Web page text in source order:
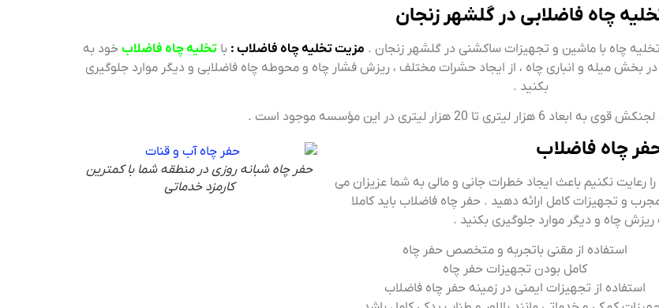
چاه فاضلابی در گلشهر زنجان
تخلیه چاه با ماشین و تجهیزات ساکشنی در گلشهر زنجان . مزیت تخلیه چاه فاضلاب : باتخلیه چاه فاضلاب خود به
بخش میله و انباری چاه ، از ایجاد حشرات مختلف ، ریزش فشار چاه و محوطه چاه فاضلابی و دیگر موارد جلوگیری
بکنید .
تا 20 هزار لیتری در این مؤسسه موجود است .
حفر چاه شبانه روزی در منطقه شما با کمترین
کارمزد خدماتی
چاه فاضلاب
رعایت نکنیم باعث ایجاد خطرات جانی و مالی به شما عزیزان می
و تجهیزات کامل ارائه دهید . حفر چاه فاضلاب باید کاملا
ریزش چاه و دیگر موارد جلوگیری بکنید .
استفاده از مقنی باتجربه و متخصص حفر چاه
کامل بودن تجهیزات حفر چاه
استفاده از تجهیزات ایمنی در زمینه حفر چاه فاضلاب